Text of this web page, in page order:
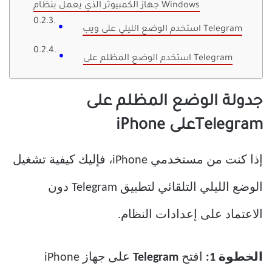
جهاز الكمبيوتر الذي يعمل بنظام Windows
استخدم الوضع الليلي على ويب Telegram
استخدم الوضع المظلم على Telegram
جدولة الوضع المظلم على
Telegramعلى iPhone
إذا كنت من مستخدمي iPhone، فإليك كيفية تشغيل
الوضع الليلي التلقائي لتطبيق Telegram دون
الاعتماد على إعدادات النظام.
الخطوة 1: افتح Telegram على جهاز iPhone